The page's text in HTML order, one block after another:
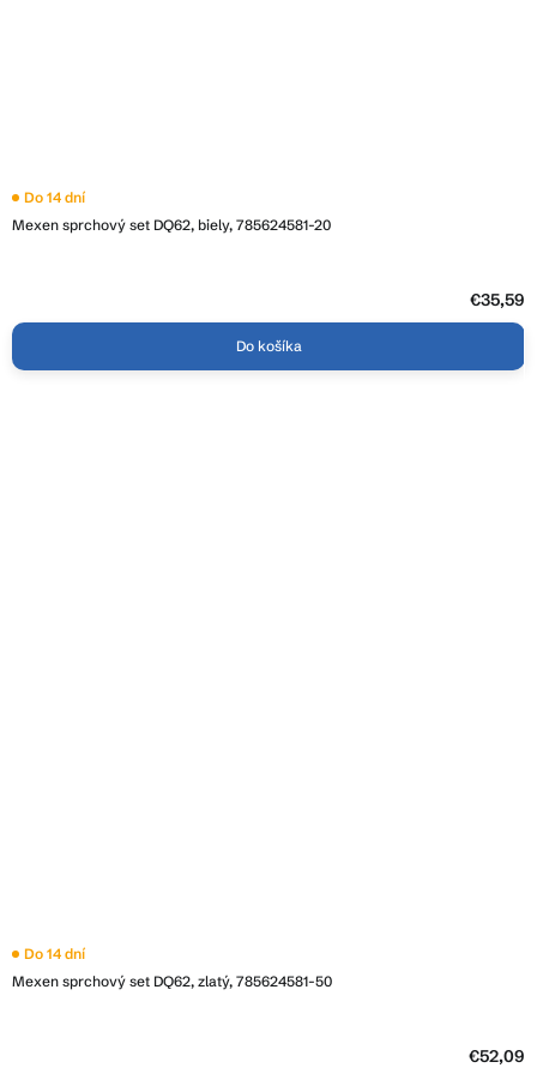
Mexen sprchový set DQ62, biely, 785624581-20
Do 14 dní
€35,59
Do košíka
Mexen sprchový set DQ62, zlatý, 785624581-50
Do 14 dní
€52,09